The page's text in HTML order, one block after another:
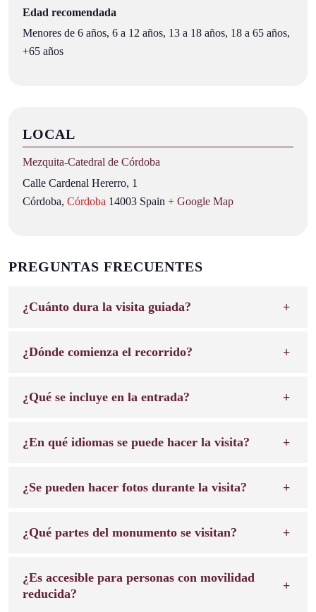
LOCAL
Mezquita‑Catedral de Córdoba
Calle Cardenal Hererro, 1
Córdoba, Córdoba 14003 Spain + Google Map
Edad recomendada
Menores de 6 años, 6 a 12 años, 13 a 18 años, 18 a 65 años,
+65 años
PREGUNTAS FRECUENTES
¿Cuánto dura la visita guiada?
¿Dónde comienza el recorrido?
¿Qué se incluye en la entrada?
¿En qué idiomas se puede hacer la visita?
¿Se pueden hacer fotos durante la visita?
¿Qué partes del monumento se visitan?
¿Es accesible para personas con movilidad
reducida?